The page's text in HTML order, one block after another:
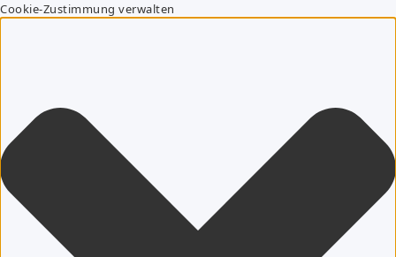
Cookie-Zustimmung verwalten